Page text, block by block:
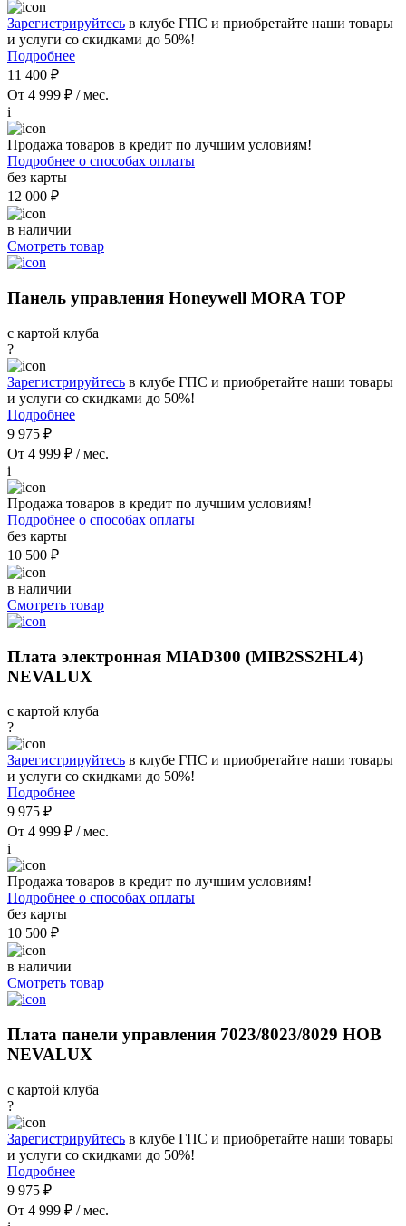
Зарегистрируйтесь в клубе ГПС и приобретайте наши товары
и услуги со скидками до 50%!
Подробнее
11 400 ₽
От 4 999 ₽ / мес.
i
Продажа товаров в кредит по лучшим условиям!
Подробнее о способах оплаты
без карты
12 000 ₽
в наличии
Смотреть товар
Панель управления Honeywell MORA TOP
с картой клуба
?
Зарегистрируйтесь в клубе ГПС и приобретайте наши товары
и услуги со скидками до 50%!
Подробнее
9 975 ₽
От 4 999 ₽ / мес.
i
Продажа товаров в кредит по лучшим условиям!
Подробнее о способах оплаты
без карты
10 500 ₽
в наличии
Смотреть товар
Плата электронная MIAD300 (MIB2SS2HL4)
NEVALUX
с картой клуба
?
Зарегистрируйтесь в клубе ГПС и приобретайте наши товары
и услуги со скидками до 50%!
Подробнее
9 975 ₽
От 4 999 ₽ / мес.
i
Продажа товаров в кредит по лучшим условиям!
Подробнее о способах оплаты
без карты
10 500 ₽
в наличии
Смотреть товар
Плата панели управления 7023/8023/8029 НОВ
NEVALUX
с картой клуба
?
Зарегистрируйтесь в клубе ГПС и приобретайте наши товары
и услуги со скидками до 50%!
Подробнее
9 975 ₽
От 4 999 ₽ / мес.